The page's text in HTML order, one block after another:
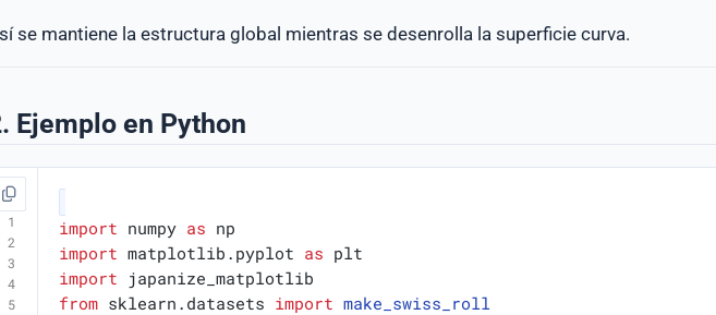
se mantiene la estructura global mientras se desenrolla la superficie curva.
Ejemplo en Python
import numpy as np
import matplotlib.pyplot as plt
import
japanize_matplotlib
from sklearn.datasets import make_swiss_roll